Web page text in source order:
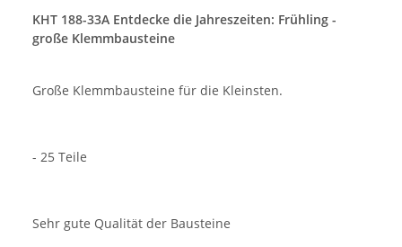
KHT 188-33A Entdecke die Jahreszeiten: Frühling -
große Klemmbausteine
Große Klemmbausteine für die Kleinsten.
- 25 Teile
Sehr gute Qualität der Bausteine